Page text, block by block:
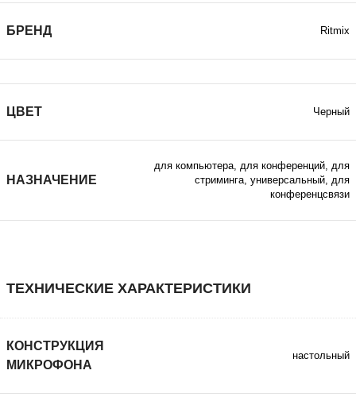
БРЕНД Ritmix
ЦВЕТ Черный
НАЗНАЧЕНИЕ
для компьютера, для конференций, для
стриминга, универсальный, для
конференцсвязи
ТЕХНИЧЕСКИЕ ХАРАКТЕРИСТИКИ
КОНСТРУКЦИЯ
МИКРОФОНА
настольный